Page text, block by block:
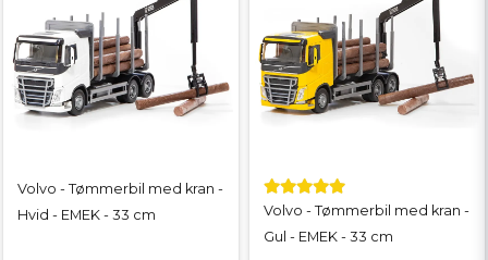
Volvo - Tømmerbil med kran -
Hvid - EMEK - 33 cm
Volvo - Tømmerbil med kran -
Gul - EMEK - 33 cm